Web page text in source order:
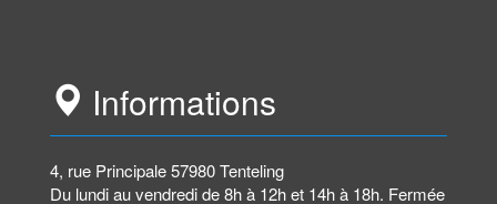
Informations
4, rue Principale 57980 Tenteling
Du lundi au vendredi de 8h à 12h et 14h à 18h. Fermée